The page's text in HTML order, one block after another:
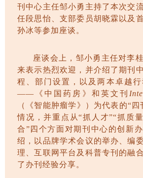
刊中心主任邹小勇主持了本次交
任段思怡、支部委员胡晓霖以及
孙冰等参加座谈。
座谈会上，邹小勇主任对李
来表示热烈欢迎，并介绍了期刊
程、部门设置，以及两本卓越行
——《中国药房》和英文刊
（《智能肿瘤学》）为代表的“四
情况，并重点从“抓人才”“抓质
合”四个方面对期刊中心的创新
绍，以品牌学术会议的举办、编
理、互联网平台及科普专刊的融
了办刊经验分享。